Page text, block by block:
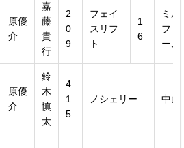
原優
介
嘉
藤
貴
行
2
0
9
フェイ
スリフ
ト
1
6
ミル
ファ
ーム
原優
介
鈴
木
慎
太
4
1
5
ノシェリー 中山